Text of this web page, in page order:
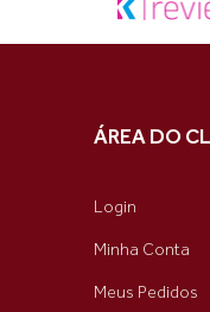
ÁREA DO
Login
Minha Conta
Meus Pedidos